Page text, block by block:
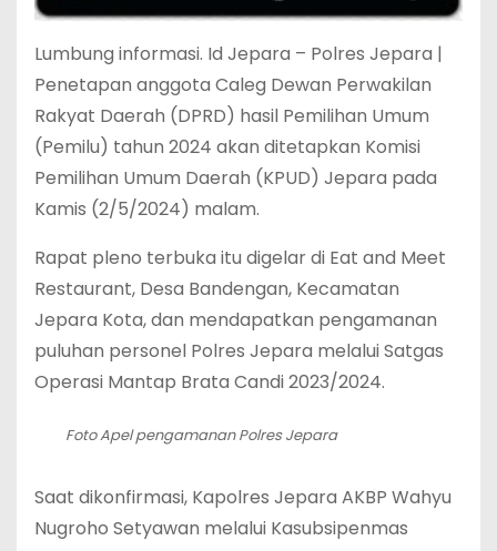
Lumbung informasi. Id Jepara – Polres Jepara |
Penetapan anggota Caleg Dewan Perwakilan
Rakyat Daerah (DPRD) hasil Pemilihan Umum
(Pemilu) tahun 2024 akan ditetapkan Komisi
Pemilihan Umum Daerah (KPUD) Jepara pada
Kamis (2/5/2024) malam.
Rapat pleno terbuka itu digelar di Eat and Meet
Restaurant, Desa Bandengan, Kecamatan
Jepara Kota, dan mendapatkan pengamanan
puluhan personel Polres Jepara melalui Satgas
Operasi Mantap Brata Candi 2023/2024.
Foto Apel pengamanan Polres Jepara
Saat dikonfirmasi, Kapolres Jepara AKBP Wahyu
Nugroho Setyawan melalui Kasubsipenmas